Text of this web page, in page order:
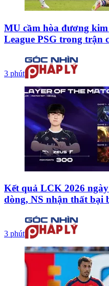
MU cầm hòa đương
League PSG trong trận
3 phút
Kết quả LCK 2026
dòng, NS nhận thất bại
3 phút